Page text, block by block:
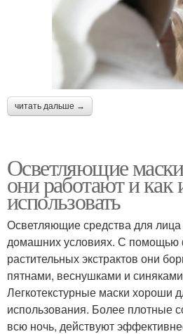
читать дальше →
Осветляющие
они работают и как
использовать
Осветляющие средства для лица
домашних условиях. С помощью
растительных экстрактов они
пятнами, веснушками и
Легкотекстурные маски хороши
использования. Более плотные
всю ночь, действуют